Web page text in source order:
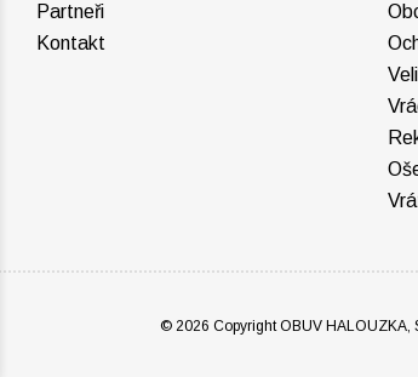
Partneři
Kontakt
© 2026 Copyright OBUV HALOUZKA,